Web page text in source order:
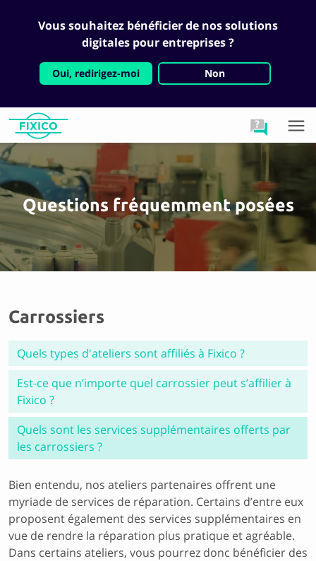
Vous souhaitez bénéficier de nos solutions
digitales pour entreprises ?
Oui, redirigez-moi Non
Questions fréquemment posées
Carrossiers
Quels types d'ateliers sont affiliés à Fixico ?
Est-ce que n’importe quel carrossier peut s’affilier à
Fixico ?
Quels sont les services supplémentaires offerts par
les carrossiers ?
Bien entendu, nos ateliers partenaires offrent une
myriade de services de réparation. Certains d’entre eux
proposent également des services supplémentaires en
vue de rendre la réparation plus pratique et agréable.
Dans certains ateliers, vous pourrez donc bénéficier des